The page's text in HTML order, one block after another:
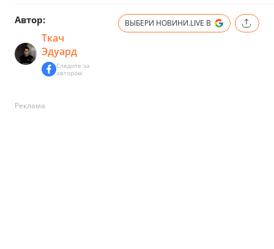
Автор:
Ткач
Эдуард
Следите за
автором
ВЫБЕРИ НОВИНИ.LIVE В
Реклама